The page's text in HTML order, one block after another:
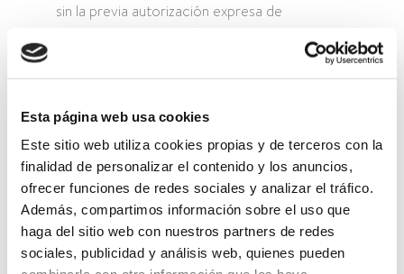
Esta página web usa cookies
Este sitio web utiliza cookies propias y de terceros con la
finalidad de personalizar el contenido y los anuncios,
ofrecer funciones de redes sociales y analizar el tráfico.
Además, compartimos información sobre el uso que
haga del sitio web con nuestros partners de redes
sociales, publicidad y análisis web, quienes pueden
sin la previa autorización expresa de
Todo enlace de terceros a la página Web debe
prohibido los “deep links” o enlaces profundos, los
enlaces IMG o de imagen, ni los “frames” con las
páginas de LABORATORIOS BABÉ S.L., así como
cualquier otro aprovechamiento de los contenidos
de la página Web a favor de terceros no
autorizados.